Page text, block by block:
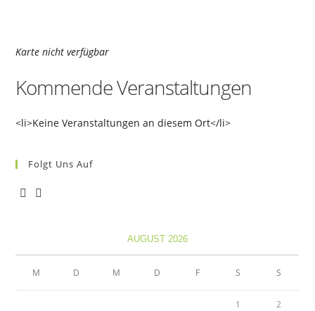
Karte nicht verfügbar
Kommende Veranstaltungen
<li>Keine Veranstaltungen an diesem Ort</li>
Folgt Uns Auf
AUGUST 2026
M D M D F S S
1 2